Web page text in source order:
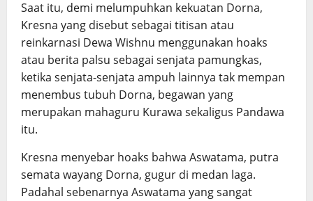
Saat itu, demi melumpuhkan kekuatan Dorna,
Kresna yang disebut sebagai titisan atau
reinkarnasi Dewa Wishnu menggunakan hoaks
atau berita palsu sebagai senjata pamungkas,
ketika senjata-senjata ampuh lainnya tak mempan
menembus tubuh Dorna, begawan yang
merupakan mahaguru Kurawa sekaligus Pandawa
itu.
Kresna menyebar hoaks bahwa Aswatama, putra
semata wayang Dorna, gugur di medan laga.
Padahal sebenarnya Aswatama yang sangat